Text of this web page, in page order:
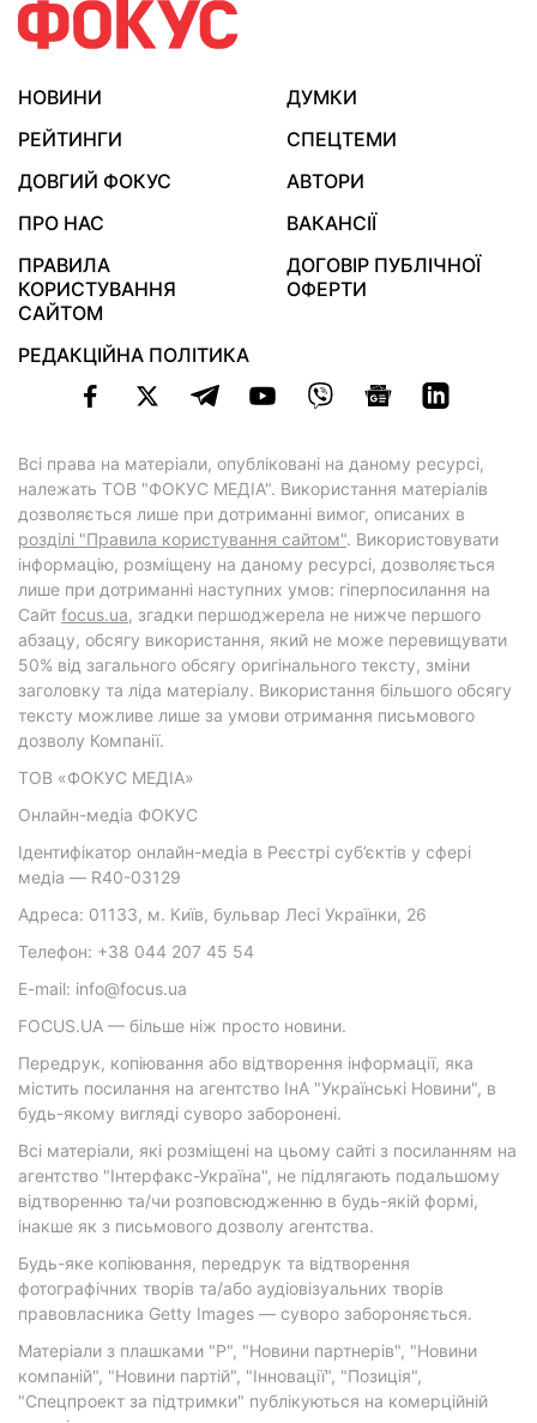
НОВИНИ
ДУМКИ
РЕЙТИНГИ
СПЕЦТЕМИ
ДОВГИЙ ФОКУС
АВТОРИ
ПРО НАС
ВАКАНСІЇ
ПРАВИЛА
КОРИСТУВАННЯ
САЙТОМ
ДОГОВІР ПУБЛІЧНОЇ
ОФЕРТИ
РЕДАКЦІЙНА ПОЛІТИКА
Всі права на матеріали, опубліковані на даному ресурсі,
належать ТОВ "ФОКУС МЕДІА". Використання матеріалів
дозволяється лише при дотриманні вимог, описаних в
розділі "Правила користування сайтом". Використовувати
інформацію, розміщену на даному ресурсі, дозволяється
лише при дотриманні наступних умов: гіперпосилання на
Cайт focus.ua, згадки першоджерела не нижче першого
абзацу, обсягу використання, який не може перевищувати
50% від загального обсягу оригінального тексту, зміни
заголовку та ліда матеріалу. Використання більшого обсягу
тексту можливе лише за умови отримання письмового
дозволу Компанії.
ТОВ «ФОКУС МЕДІА»
Онлайн-медіа ФОКУС
Ідентифікатор онлайн-медіа в Реєстрі суб’єктів у сфері
медіа — R40-03129
Адреса: 01133, м. Київ, бульвар Лесі Українки, 26
Телефон: +38 044 207 45 54
E-mail: info@focus.ua
FOCUS.UA — більше ніж просто новини.
Передрук, копіювання або відтворення інформації, яка
містить посилання на агентство ІнА "Українські Новини", в
будь-якому вигляді суворо заборонені.
Всі матеріали, які розміщені на цьому сайті з посиланням на
агентство "Інтерфакс-Україна", не підлягають подальшому
відтворенню та/чи розповсюдженню в будь-якій формі,
інакше як з письмового дозволу агентства.
Будь-яке копіювання, передрук та відтворення
фотографічних творів та/або аудіовізуальних творів
правовласника Getty Images — суворо забороняється.
Матеріали з плашками "Р", "Новини партнерів", "Новини
компаній", "Новини партій", "Інновації", "Позиція",
"Спецпроект за підтримки" публікуються на комерційній